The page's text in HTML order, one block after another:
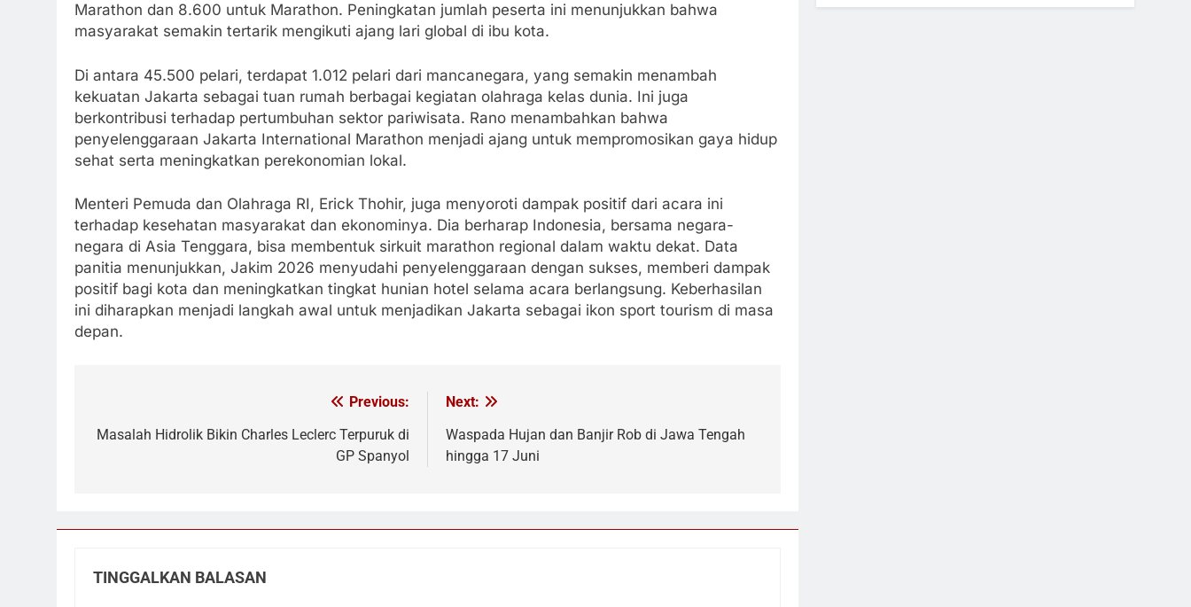
Marathon dan 8.600 untuk Marathon. Peningkatan jumlah peserta ini menunjukkan bahwa
masyarakat semakin tertarik mengikuti ajang lari global di ibu kota.
Di antara 45.500 pelari, terdapat 1.012 pelari dari mancanegara, yang semakin menambah
kekuatan Jakarta sebagai tuan rumah berbagai kegiatan olahraga kelas dunia. Ini juga
berkontribusi terhadap pertumbuhan sektor pariwisata. Rano menambahkan bahwa
penyelenggaraan Jakarta International Marathon menjadi ajang untuk mempromosikan gaya hidup
sehat serta meningkatkan perekonomian lokal.
Menteri Pemuda dan Olahraga RI, Erick Thohir, juga menyoroti dampak positif dari acara ini
terhadap kesehatan masyarakat dan ekonominya. Dia berharap Indonesia, bersama negara-
negara di Asia Tenggara, bisa membentuk sirkuit marathon regional dalam waktu dekat. Data
panitia menunjukkan, Jakim 2026 menyudahi penyelenggaraan dengan sukses, memberi dampak
positif bagi kota dan meningkatkan tingkat hunian hotel selama acara berlangsung. Keberhasilan
ini diharapkan menjadi langkah awal untuk menjadikan Jakarta sebagai ikon sport tourism di masa
depan.
pos
Previous:
Masalah Hidrolik Bikin Charles Leclerc Terpuruk di
GP Spanyol
Next:
Waspada Hujan dan Banjir Rob di Jawa Tengah
hingga 17 Juni
TINGGALKAN BALASAN